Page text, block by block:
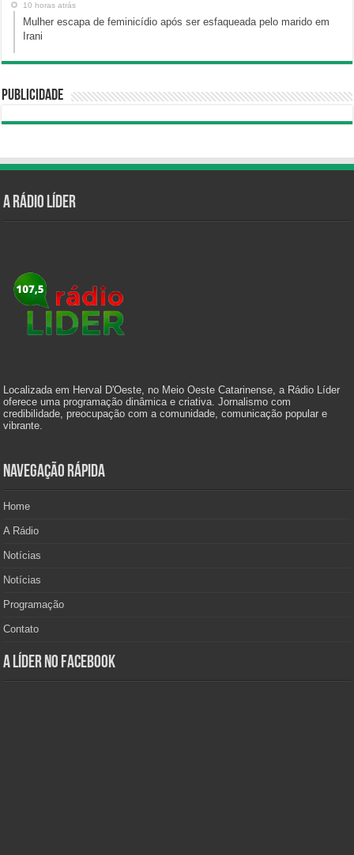
10 horas atrás
Mulher escapa de feminicídio após ser esfaqueada pelo marido em
Irani
Publicidade
A Rádio Líder
Localizada em Herval D'Oeste, no Meio Oeste Catarinense, a Rádio Líder
oferece uma programação dinâmica e criativa. Jornalismo com
credibilidade, preocupação com a comunidade, comunicação popular e
vibrante.
Navegação Rápida
Home
A Rádio
Notícias
Notícias
Programação
Contato
A Líder no Facebook